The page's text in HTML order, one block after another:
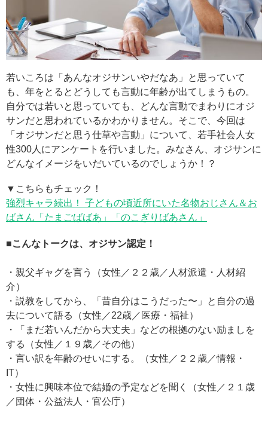
若いころは「あんなオジサンいやだなあ」と思っていて
も、年をとるとどうしても言動に年齢が出てしまうもの。
自分では若いと思っていても、どんな言動でまわりにオジ
サンだと思われているかわかりません。そこで、今回は
「オジサンだと思う仕草や言動」について、若手社会人女
性300人にアンケートを行いました。みなさん、オジサンに
どんなイメージをいだいているのでしょうか！？
▼こちらもチェック！
強烈キャラ続出！ 子どもの頃近所にいた名物おじさん＆お
ばさん「たまごばばあ」「のこぎりばあさん」
■こんなトークは、オジサン認定！
・親父ギャグを言う（女性／２２歳／人材派遣・人材紹
介）
・説教をしてから、「昔自分はこうだった〜」と自分の過
去について語る（女性／22歳／医療・福祉）
・「まだ若いんだから大丈夫」などの根拠のない励ましを
する（女性／１９歳／その他）
・言い訳を年齢のせいにする。（女性／２２歳／情報・
IT）
・女性に興味本位で結婚の予定などを聞く（女性／２１歳
／団体・公益法人・官公庁）